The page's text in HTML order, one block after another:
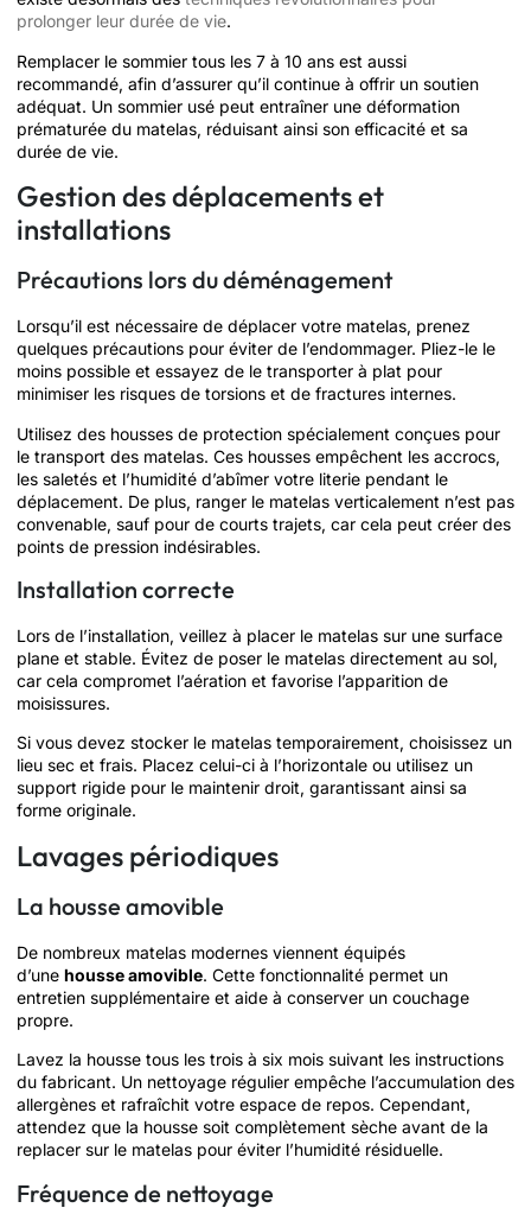
prolonger leur durée de vie.
Remplacer le sommier tous les 7 à 10 ans est aussi
recommandé, afin d’assurer qu’il continue à offrir un soutien
adéquat. Un sommier usé peut entraîner une déformation
prématurée du matelas, réduisant ainsi son efficacité et sa
durée de vie.
Gestion des déplacements et
installations
Précautions lors du déménagement
Lorsqu’il est nécessaire de déplacer votre matelas, prenez
quelques précautions pour éviter de l’endommager. Pliez-le le
moins possible et essayez de le transporter à plat pour
minimiser les risques de torsions et de fractures internes.
Utilisez des housses de protection spécialement conçues pour
le transport des matelas. Ces housses empêchent les accrocs,
les saletés et l’humidité d’abîmer votre literie pendant le
déplacement. De plus, ranger le matelas verticalement n’est pas
convenable, sauf pour de courts trajets, car cela peut créer des
points de pression indésirables.
Installation correcte
Lors de l’installation, veillez à placer le matelas sur une surface
plane et stable. Évitez de poser le matelas directement au sol,
car cela compromet l’aération et favorise l’apparition de
moisissures.
Si vous devez stocker le matelas temporairement, choisissez un
lieu sec et frais. Placez celui-ci à l’horizontale ou utilisez un
support rigide pour le maintenir droit, garantissant ainsi sa
forme originale.
Lavages périodiques
La housse amovible
De nombreux matelas modernes viennent équipés
d’une housse amovible. Cette fonctionnalité permet un
entretien supplémentaire et aide à conserver un couchage
propre.
Lavez la housse tous les trois à six mois suivant les instructions
du fabricant. Un nettoyage régulier empêche l’accumulation des
allergènes et rafraîchit votre espace de repos. Cependant,
attendez que la housse soit complètement sèche avant de la
replacer sur le matelas pour éviter l’humidité résiduelle.
Fréquence de nettoyage